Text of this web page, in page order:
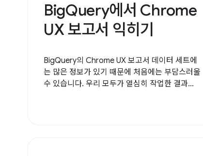
BigQuery에서 Chrome
UX 보고서 익히기
BigQuery의 Chrome UX 보고서 데이터 세트에
는 많은 정보가 있기 때문에 처음에는 부담스러울
수 있습니다. 우리 모두가 열심히 작업한 결과...